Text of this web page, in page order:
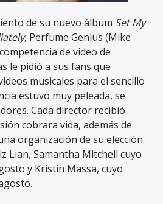
de su nuevo álbum Set My
, Perfume Genius (Mike
de video de
le pidió a sus fans que
musicales para el sencillo
estuvo muy peleada, se
Cada director recibió
cobrara vida, además de
organización de su elección.
Lian, Samantha Mitchell cuyo
y Kristin Massa, cuyo